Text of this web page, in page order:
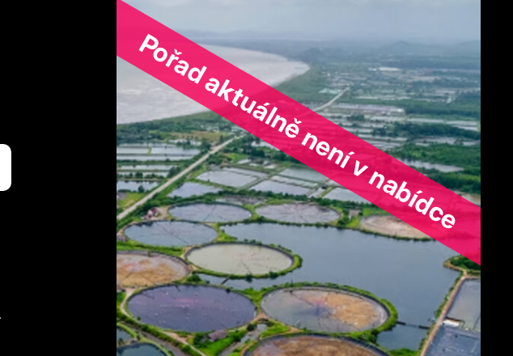
Pořad aktuálně není v nabídce